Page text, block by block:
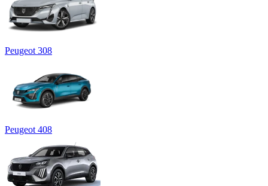
Peugeot 308
Peugeot 408